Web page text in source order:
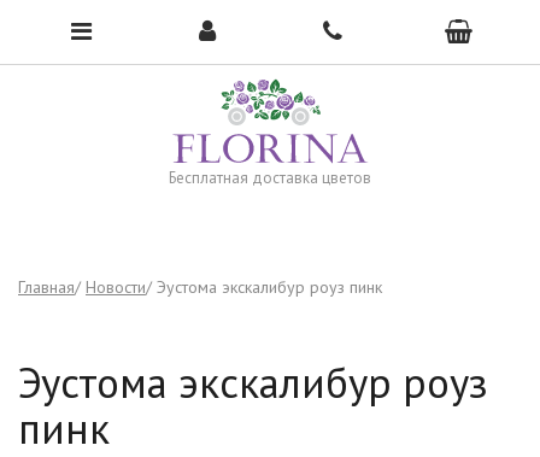
Бесплатная доставка цветов
Чтобы открыть меню, нажмите сюда →
Главная Новости Эустома экскалибур роуз пинк
Эустома экскалибур роуз
пинк